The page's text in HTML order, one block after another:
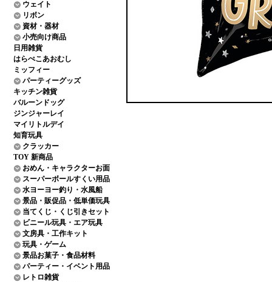
ウェイト
リボン
資材・器材
小売向け商品
日用雑貨
はらぺこあおむし
ミッフィー
パーティーグッズ
キッチン雑貨
バルーンドッグ
ジンジャーレイ
マイリトルデイ
知育玩具
クラッカー
TOY 新商品
おめん・キャラクターお面
スーパーボールすくい用品
水ヨーヨー釣り・水風船
景品・販促品・低単価玩具
当てくじ・くじ引きセット
ビニール玩具・エア玩具
文房具・工作キット
玩具・ゲーム
景品お菓子・食品材料
パーティー・イベント用品
レトロ雑貨